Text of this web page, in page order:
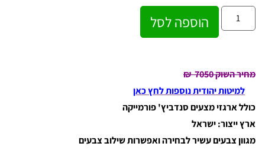
הוספה לסל
מחיר השוק 7050
₪
למיטות יהודית נוספות לחץ כאן
כולל ארגזי מצעים סנדביץ' פורמייקה
ארץ ייצור: ישראל
מגוון צבעים עשיר לבחירה ואפשרות שילוב צבעים